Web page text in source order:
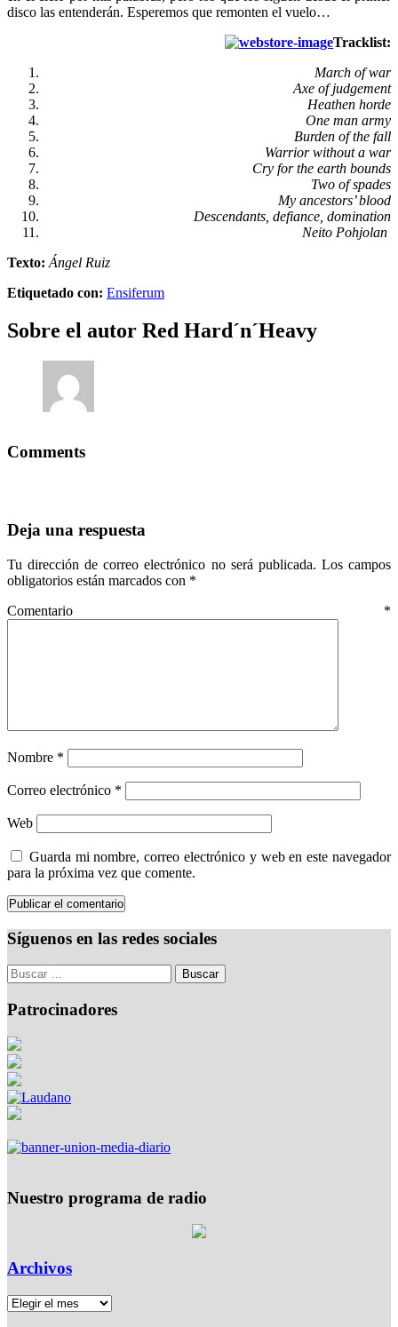
disco las entenderán. Esperemos que remonten el vuelo…
Tracklist:
March of war
Axe of judgement
Heathen horde
One man army
Burden of the fall
Warrior without a war
Cry for the earth bounds
Two of spades
My ancestors’ blood
Descendants, defiance, domination
Neito Pohjolan
Texto: Ángel Ruiz
Etiquetado con: Ensiferum
Sobre el autor Red Hard´n´Heavy
Comments
Deja una respuesta
Tu dirección de correo electrónico no será publicada. Los campos
obligatorios están marcados con *
Comentario *
Nombre *
Correo electrónico *
Web
Guarda mi nombre, correo electrónico y web en este navegador
para la próxima vez que comente.
Síguenos en las redes sociales
Patrocinadores
Nuestro programa de radio
Archivos